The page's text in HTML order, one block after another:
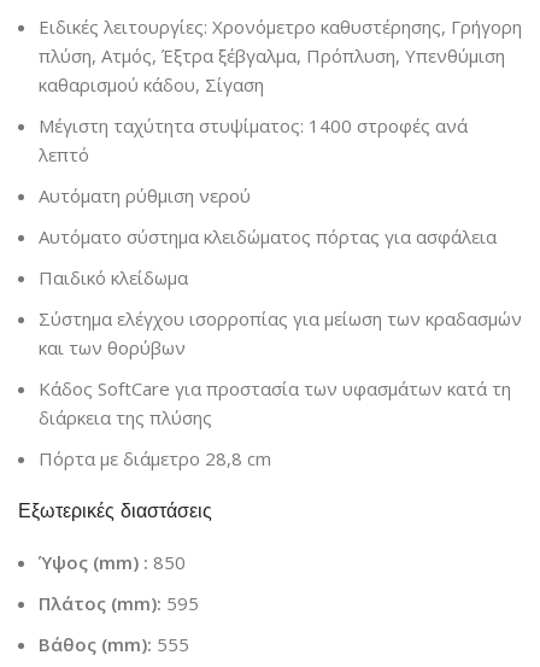
Ειδικές λειτουργίες: Χρονόμετρο καθυστέρησης, Γρήγορη
πλύση, Ατμός, Έξτρα ξέβγαλμα, Πρόπλυση, Υπενθύμιση
καθαρισμού κάδου, Σίγαση
Μέγιστη ταχύτητα στυψίματος: 1400 στροφές ανά
λεπτό
Αυτόματη ρύθμιση νερού
Αυτόματο σύστημα κλειδώματος πόρτας για ασφάλεια
Παιδικό κλείδωμα
Σύστημα ελέγχου ισορροπίας για μείωση των κραδασμών
και των θορύβων
Κάδος SoftCare για προστασία των υφασμάτων κατά τη
διάρκεια της πλύσης
Πόρτα με διάμετρο 28,8 cm
Εξωτερικές διαστάσεις
Ύψος (mm) :850
Πλάτος (mm): 595
Βάθος (mm): 555